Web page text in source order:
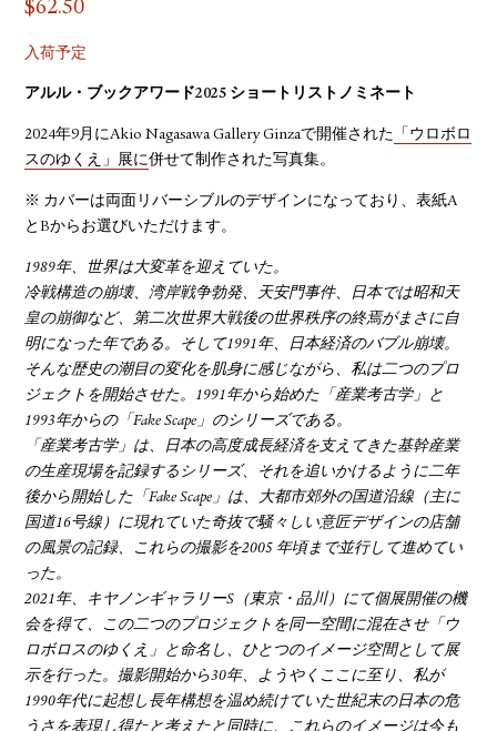
$62.50
入荷予定
アルル・ブックアワード2025 ショートリストノミネート
2024年9月にAkio Nagasawa Gallery Ginzaで開催された 「ウロボロ
スのゆくえ」展に併せて制作された写真集。
※ カバーは両面リバーシブルのデザインになっており、表紙A
とBからお選びいただけます。
1989年、世界は大変革を迎えていた。
冷戦構造の崩壊、湾岸戦争勃発、天安門事件、日本では昭和天
皇の崩御など、第二次世界大戦後の世界秩序の終焉がまさに自
明になった年である。そして1991年、日本経済のバブル崩壊。
そんな歴史の潮目の変化を肌身に感じながら、私は二つのプロ
ジェクトを開始させた。1991年から始めた「産業考古学」と
1993年からの「Fake Scape」のシリーズである。
「産業考古学」は、日本の高度成長経済を支えてきた基幹産業
の生産現場を記録するシリーズ、それを追いかけるように二年
後から開始した「Fake Scape」は、大都市郊外の国道沿線（主に
国道16号線）に現れていた奇抜で騒々しい意匠デザインの店舗
の風景の記録、これらの撮影を2005 年頃まで並行して進めてい
った。
2021年、キヤノンギャラリーS（東京・品川）にて個展開催の機
会を得て、この二つのプロジェクトを同一空間に混在させ「ウ
ロボロスのゆくえ」と命名し、ひとつのイメージ空間として展
示を行った。撮影開始から30年、ようやくここに至り、私が
1990年代に起想し長年構想を温め続けていた世紀末の日本の危